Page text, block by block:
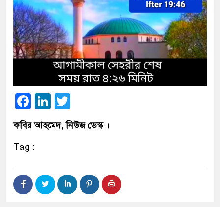
Facebook
LinkedIn
কবির আহমেদ, নিউজ ডেস্ক।
Tag :